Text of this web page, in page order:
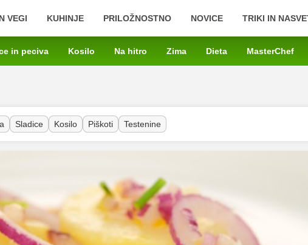
VEGI KUHINJE PRILOŽNOSTNO NOVICE TRIKI IN
in peciva Kosilo Na hitro Zima Dieta MasterChef
Sladice Kosilo Piškoti Testenine